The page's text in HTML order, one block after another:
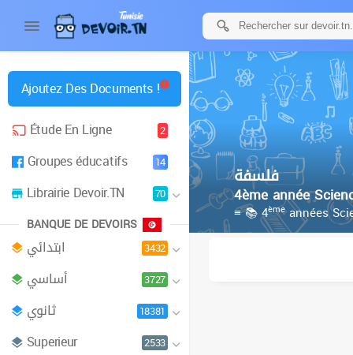
Ajoutez Des Documents !
Étude En Ligne
2
Groupes éducatifs 14
Librairie Devoir.TN 70
BANQUE DE DEVOIRS
ابتدائي 3432
أساسي 3727
ثانوي 18381
Superieur 2533
فلسفة
4ème année
≡ 📚 4èmeannées